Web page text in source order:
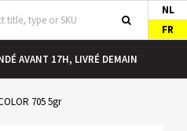
NL
FR
AVANT 17H, LIVRÉ DEMAIN
705 5gr